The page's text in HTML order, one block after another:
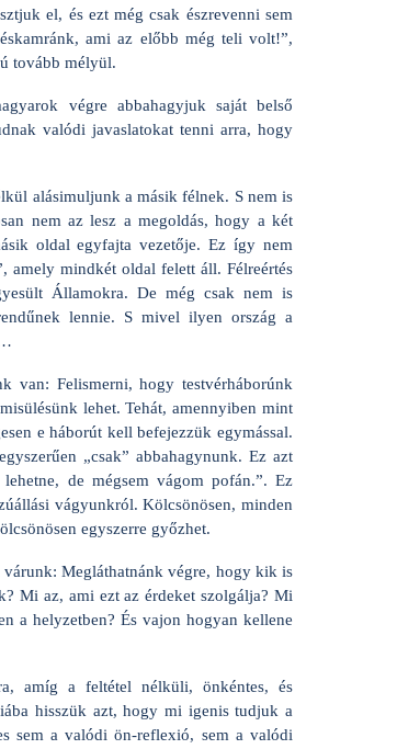
el, és ezt még csak észrevenni sem
ami az előbb még teli volt!”,
tovább mélyül.
végre abbahagyjuk saját belső
valódi javaslatokat tenni arra, hogy
alásimuljunk a másik félnek. S nem is
nem az lesz a megoldás, hogy a két
oldal egyfajta vezetője. Ez így nem
amely mindkét oldal felett áll. Félreértés
Államokra. De még csak nem is
lennie. S mivel ilyen ország a
van: Felismerni, hogy testvérháborúnk
lehet. Tehát, amennyiben mint
e háborút kell befejezzük egymással.
„csak” abbahagynunk. Ez azt
de mégsem vágom pofán.”. Ez
vágyunkról. Kölcsönösen, minden
egyszerre győzhet.
várunk: Megláthatnánk végre, hogy kik is
Mi az, ami ezt az érdeket szolgálja? Mi
a helyzetben? És vajon hogyan kellene
amíg a feltétel nélküli, önkéntes, és
hisszük azt, hogy mi igenis tudjuk a
sem a valódi ön-reflexió, sem a valódi